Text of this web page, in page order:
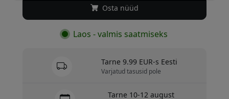
Osta nüüd
Laos - valmis saatmiseks
Tarne 9.99 EUR-s Eesti
Varjatud tasusid pole
Tarne 10-12 august